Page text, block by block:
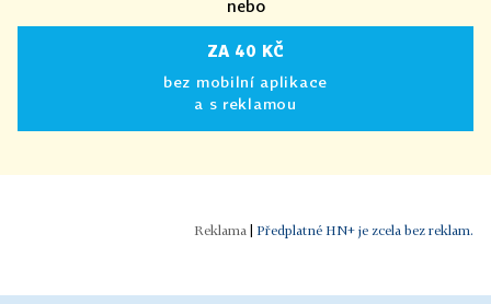
nebo
ZA 40 KČ
bez mobilní aplikace
a s reklamou
Předplatné HN+ je zcela bez reklam.